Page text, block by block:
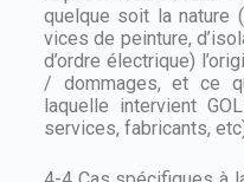
quelque soit la nature
vices de peinture,
d’ordre électrique)
/ dommages, et ce
laquelle intervient
services, fabricants,